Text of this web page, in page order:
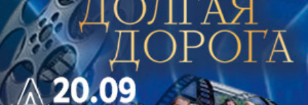
художественный образ, который помогает
говорить о новых формах объединения людей и
технологий и который помогает понять, как в
будущем могут складываться новые формы
совместных действий.